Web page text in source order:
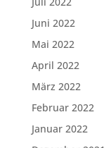
Juni 2022
Mai 2022
April 2022
März 2022
Februar 2022
Januar 2022